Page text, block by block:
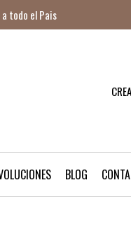
todo el Pais
BLOG